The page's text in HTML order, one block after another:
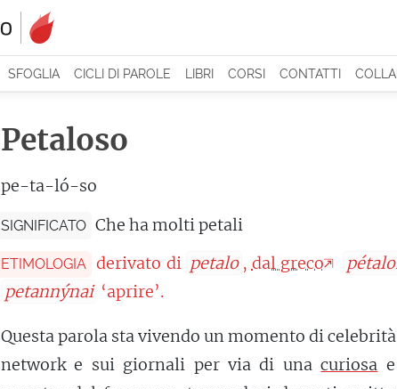
SFOGLIA CICLI DI PAROLE LIBRI CORSI CONTATTI
Petaloso
pe-ta-ló-so
SIGNIFICATO Che ha molti petali
ETIMOLOGIA derivato di petalo , dal greco
petannýnai ‘aprire’.
Questa parola sta vivendo un momento di celebrità
network e sui giornali per via di unacuriosa